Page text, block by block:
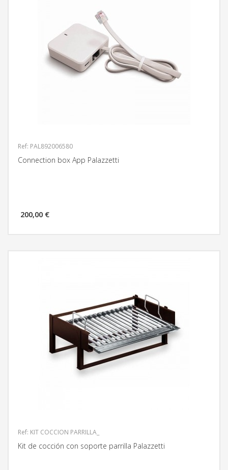
Ref: PAL892006580
Connection box App Palazzetti
200,00 €
Ref: KIT COCCION PARRILLA_
Kit de cocción con soporte parrilla Palazzetti